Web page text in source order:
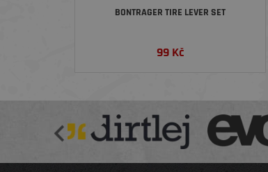
BONTRAGER TIRE LEVER SET
99 Kč